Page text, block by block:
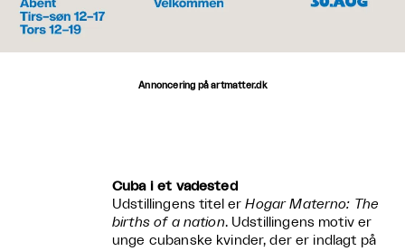
Annoncering på artmatter.dk
Cuba i et vadested
Udstillingens titel erHogar Materno: The
births of a nation. Udstillingens motiv er
unge cubanske kvinder, der er indlagt på